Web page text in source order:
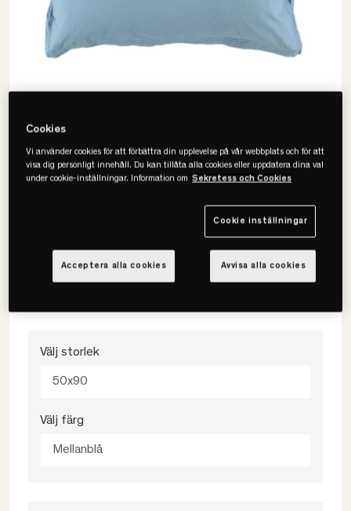
• 100% bomull
• Mjuk & hållbart
Välj storlek
50x90
Välj färg
Mellanblå
Cookies
Vi använder cookies för att förbättra din upplevelse på vår webbplats och för att
visa dig personligt innehåll. Du kan tillåta alla cookies eller uppdatera dina val
under cookie-inställningar. Information om Sekretess och Cookies
Cookie inställningar
Avvisa alla cookies
Acceptera alla cookies